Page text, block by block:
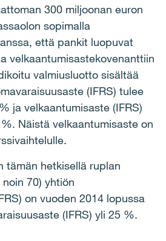
300 miljoonan euron
sopimalla
että pankit luopuvat
velkaantumisastekovenanttiin
valmiusluotto sisältää
(IFRS) tulee
ja velkaantumisaste (IFRS)
Näistä velkaantumisaste on
tämän hetkisellä ruplan
70) yhtiön
on vuoden 2014 lopussa
(IFRS) yli 25 %.